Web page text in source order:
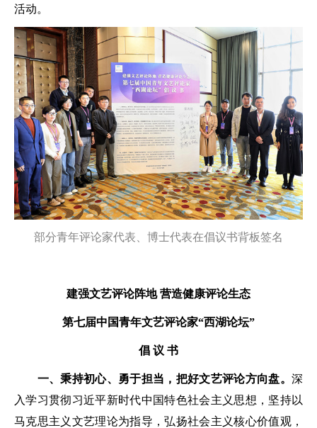
活动。
部分青年评论家代表、博士代表在倡议书背板签名
建强文艺评论阵地 营造健康评论生态
第七届中国青年文艺评论家“西湖论坛”
倡 议 书
一、秉持初心、勇于担当，把好文艺评论方向盘。深
入学习贯彻习近平新时代中国特色社会主义思想，坚持以
马克思主义文艺理论为指导，弘扬社会主义核心价值观，